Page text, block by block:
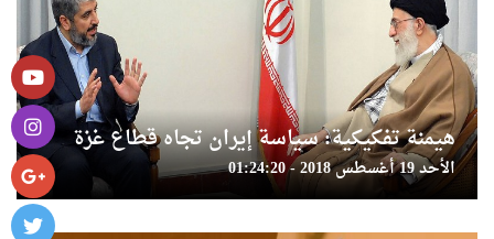
هيمنة تفكيكية: سياسة إيران تجاه قطاع غزة
الأحد 19 أغسطس 2018 - 01:24:20